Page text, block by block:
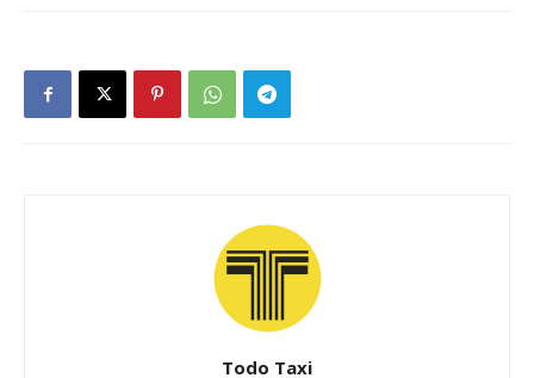
Todo Taxi